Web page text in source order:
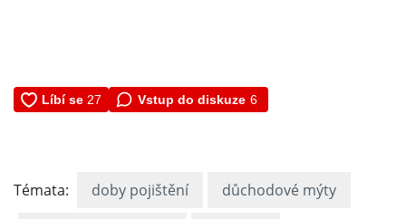
Vstup do diskuze 6
Témata: doby pojištění důchodové mýty